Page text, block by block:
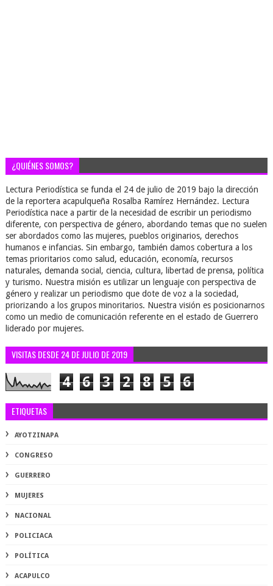
¿QUIÉNES SOMOS?
Lectura Periodística se funda el 24 de julio de 2019 bajo la dirección
de la reportera acapulqueña Rosalba Ramírez Hernández. Lectura
Periodística nace a partir de la necesidad de escribir un periodismo
diferente, con perspectiva de género, abordando temas que no suelen
ser abordados como las mujeres, pueblos originarios, derechos
humanos e infancias. Sin embargo, también damos cobertura a los
temas prioritarios como salud, educación, economía, recursos
naturales, demanda social, ciencia, cultura, libertad de prensa, política
y turismo. Nuestra misión es utilizar un lenguaje con perspectiva de
género y realizar un periodismo que dote de voz a la sociedad,
priorizando a los grupos minoritarios. Nuestra visión es posicionarnos
como un medio de comunicación referente en el estado de Guerrero
liderado por mujeres.
VISITAS DESDE 24 DE JULIO DE 2019
4 6 3 2 8 5 6
ETIQUETAS
AYOTZINAPA
CONGRESO
GUERRERO
MUJERES
NACIONAL
POLICIACA
POLÍTICA
ACAPULCO